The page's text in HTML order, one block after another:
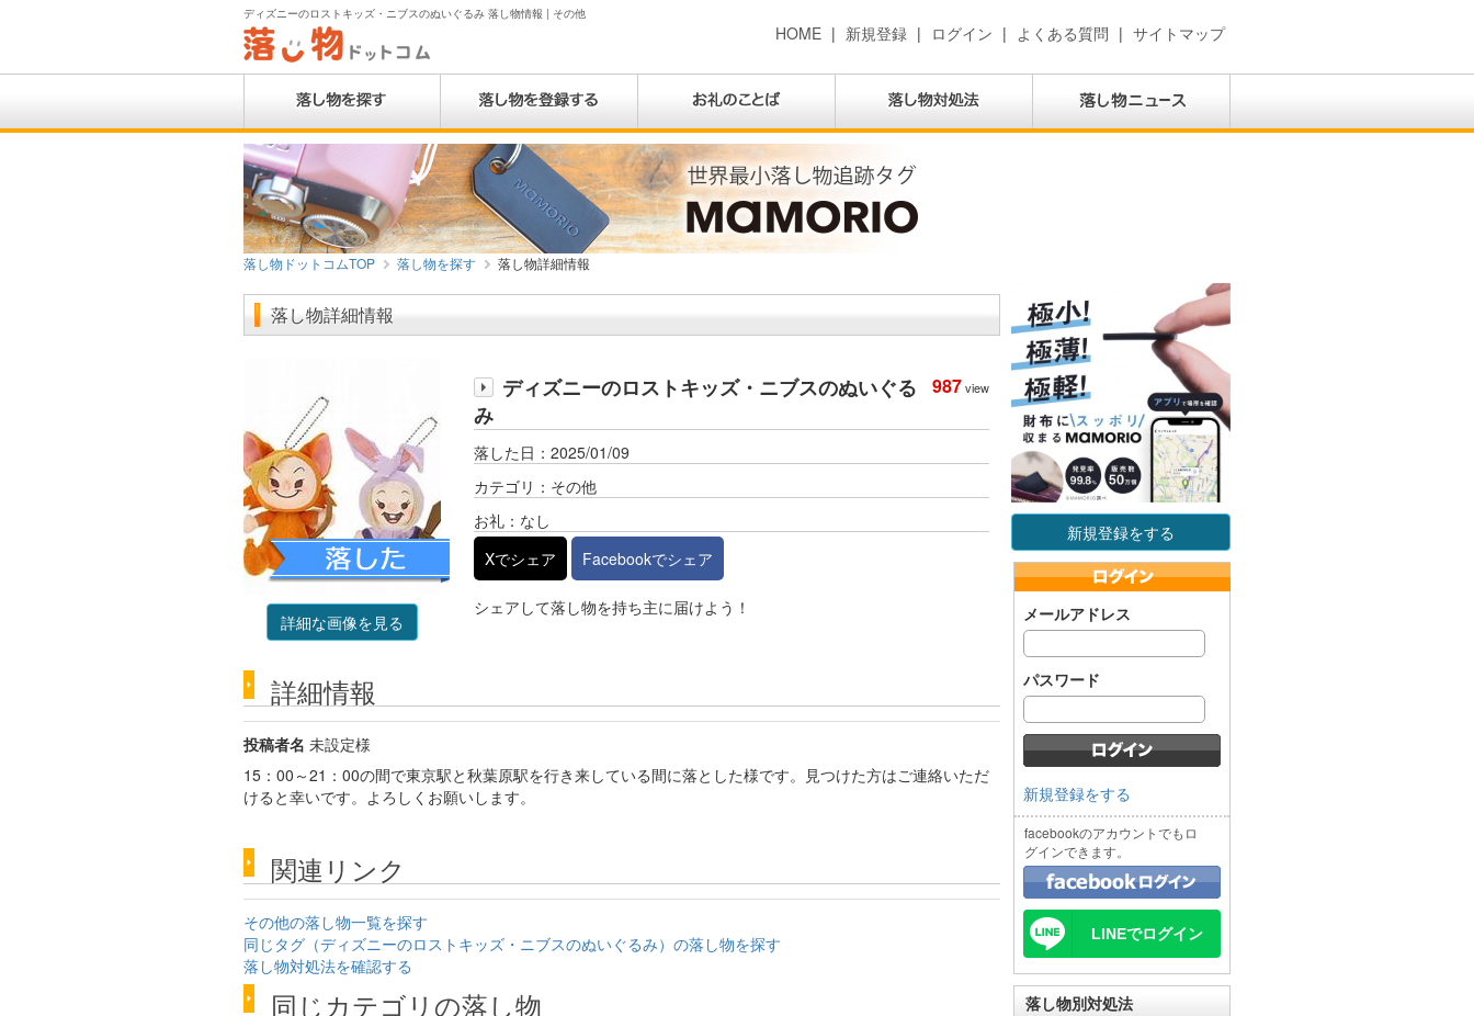
ディズニーのロストキッズ・ニブスのぬいぐるみ 落し物情報 | その他
HOME | 新規登録 | ログイン | よくある質問 | サイトマップ
落し物ドットコムTOP 落し物を探す 落し物詳細情報
新規登録をする
メールアドレス
パスワード
新規登録をする
facebookのアカウントでもロ
グインできます。
LINEでログイン
落し物別対処法
落し物詳細情報
詳細な画像を見る
987view
ディズニーのロストキッズ・ニブスのぬいぐる
み
落した日：2025/01/09
カテゴリ：その他
お礼：なし
Xでシェア
Facebookでシェア
シェアして落し物を持ち主に届けよう！
詳細情報
投稿者名 未設定様
15：00～21：00の間で東京駅と秋葉原駅を行き来している間に落とした様です。見つけた方はご連絡いただ
けると幸いです。よろしくお願いします。
関連リンク
その他の落し物一覧を探す
同じタグ（ディズニーのロストキッズ・ニブスのぬいぐるみ）の落し物を探す
落し物対処法を確認する
同じカテゴリの落し物